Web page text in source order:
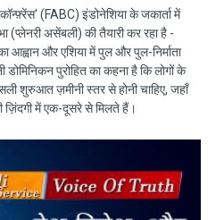
(FABC) इंडोनेशिया के जकार्ता में
असेंबली) की तैयारी कर रहा है -
आह्वान और एशिया में पुल और पुल-निर्माता
डोमिनिकन पुरोहित का कहना है कि लोगों के
शुरुआत ज़मीनी स्तर से होनी चाहिए, जहाँ
ज़िंदगी में एक-दूसरे से मिलते हैं।